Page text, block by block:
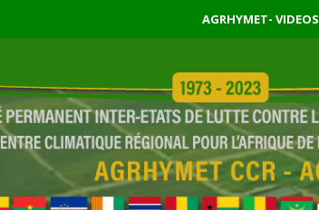
AGRHYMET- VIDEOS